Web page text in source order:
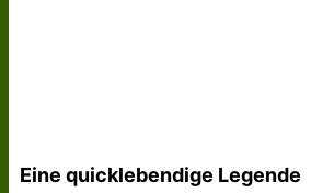
Eine quicklebendige Legende